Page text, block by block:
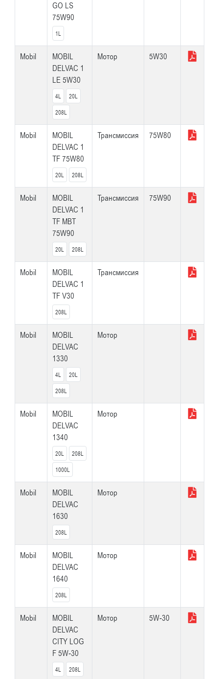
GO LS
75W90
1L
Mobil
MOBIL
DELVAC 1
LE 5W30
4L 20L
208L
Мотор 5W30
Mobil
MOBIL
DELVAC 1
TF 75W80
20L 208L
Трансмиссия 75W80
Mobil
MOBIL
DELVAC 1
TF MBT
75W90
20L 208L
Трансмиссия 75W90
Mobil
MOBIL
DELVAC 1
TF V30
208L
Трансмиссия
Mobil
MOBIL
DELVAC
1330
4L 20L
208L
Мотор
Mobil
MOBIL
DELVAC
1340
20L 208L
1000L
Мотор
Mobil
MOBIL
DELVAC
1630
208L
Мотор
Mobil
MOBIL
DELVAC
1640
208L
Мотор
Mobil
MOBIL
DELVAC
CITY LOG
F 5W-30
4L 208L
Мотор 5W-30